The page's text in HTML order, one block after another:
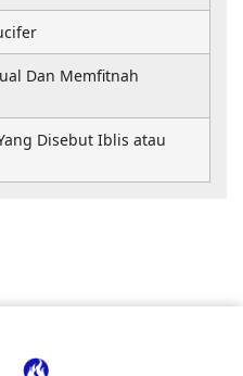
Dan Memfitnah
Disebut Iblis atau